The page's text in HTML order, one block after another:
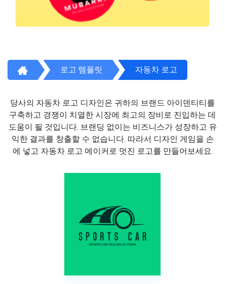
로고 템플릿 자동차 로고
당사의 자동차 로고 디자인은 귀하의 브랜드 아이덴티티를
구축하고 경쟁이 치열한 시장에 최고의 장비로 진입하는 데
도움이 될 것입니다. 브랜딩 없이는 비즈니스가 성장하고 유
익한 결과를 창출할 수 없습니다. 따라서 디자인 게임을 손
에 넣고 자동차 로고 메이커로 멋진 로고를 만들어보세요.